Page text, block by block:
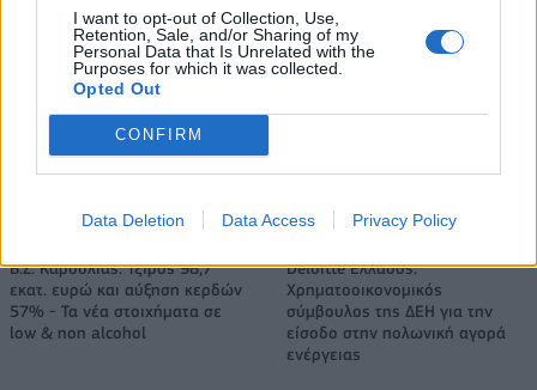
I want to opt-out of Collection, Use,
Retention, Sale, and/or Sharing of my
Personal Data that Is Unrelated with the
Purposes for which it was collected.
Opted Out
CONFIRM
Data Deletion Data Access Privacy Policy
που σπέρνει τον φόβο στην
Ευρώπη»
Ευρωμπάσκετ (live stream)
Ελληνική Αναπτυξιακή Τράπεζα: Με «προίκα» 2 δισ. ευρώ ανοίγει
Β.Σ. Καρούλιας: Τζίρος 98,7
εκατ. ευρώ και αύξηση κερδών
57% - Τα νέα στοιχήματα σε
low & non alcohol
Deloitte Ελλάδος:
Χρηματοοικονομικός
σύμβουλος της ΔΕΗ για την
είσοδο στην πολωνική αγορά
ενέργειας